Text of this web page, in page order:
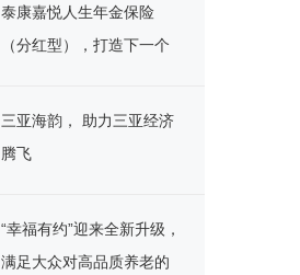
泰康嘉悦人生年金保险
（分红型），打造下一个
三亚海韵， 助力三亚经济
腾飞
“幸福有约”迎来全新升级，
满足大众对高品质养老的